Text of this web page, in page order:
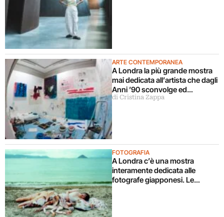
ARTE CONTEMPORANEA
A Londra la più grande mostra
mai dedicata all’artista che dagli
Anni ’90 sconvolge ed
emoziona con la sua creatività
di Cristina Zappa
FOTOGRAFIA
A Londra c’è una mostra
interamente dedicata alle
fotografe giapponesi. Le